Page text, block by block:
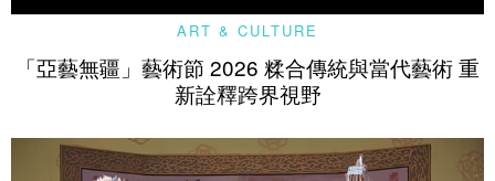
ART & CULTURE
「亞藝無疆」藝術節 2026 糅合傳統與當代藝術 重
新詮釋跨界視野